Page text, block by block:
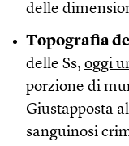
delle
Topografia
delle Ss, oggi
porzione di
Giustapposta
sanguinosi